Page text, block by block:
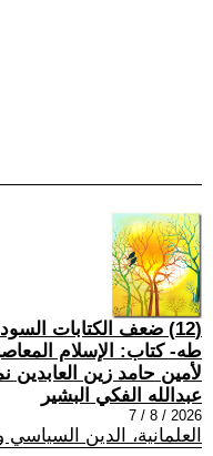
(12) ضعف الكتابات
لأمين حامد زين العابدين
عبدالله الفكي البشير
2026 / 8 / 7
العلمانية، الدين السياسي